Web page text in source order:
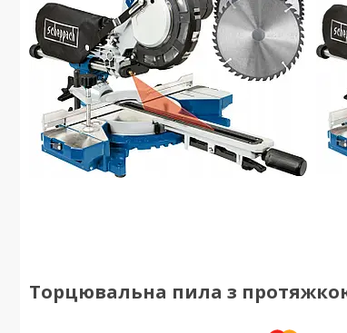
Торцювальна пила з протяжкою